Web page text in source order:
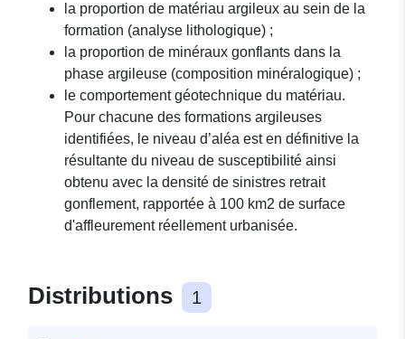
la proportion de matériau argileux au sein de la
formation (analyse lithologique) ;
la proportion de minéraux gonflants dans la
phase argileuse (composition minéralogique) ;
le comportement géotechnique du matériau.
Pour chacune des formations argileuses
identifiées, le niveau d’aléa est en définitive la
résultante du niveau de susceptibilité ainsi
obtenu avec la densité de sinistres retrait
gonflement, rapportée à 100 km2 de surface
d'affleurement réellement urbanisée.
Distributions 1